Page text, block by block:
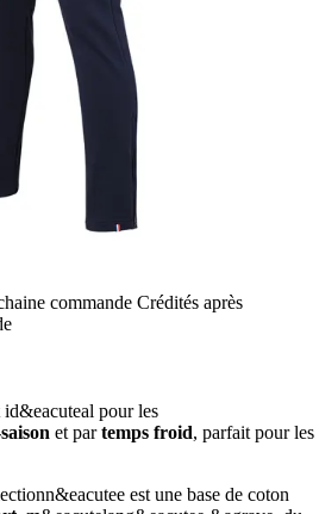
commande Crédités après
id&eacuteal pour les
et partemps froid, parfait pour les
est une base de coton